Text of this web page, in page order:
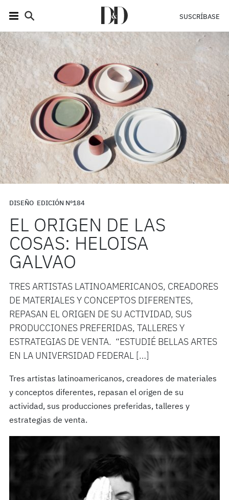
SUSCRÍBASE
DISEÑO EDICIÓN Nº184
EL ORIGEN DE LAS
COSAS: HELOISA
GALVAO
TRES ARTISTAS LATINOAMERICANOS, CREADORES
DE MATERIALES Y CONCEPTOS DIFERENTES,
REPASAN EL ORIGEN DE SU ACTIVIDAD, SUS
PRODUCCIONES PREFERIDAS, TALLERES Y
ESTRATEGIAS DE VENTA. “ESTUDIÉ BELLAS ARTES
EN LA UNIVERSIDAD FEDERAL […]
Tres artistas latinoamericanos, creadores de materiales
y conceptos diferentes, repasan el origen de su
actividad, sus producciones preferidas, talleres y
estrategias de venta.